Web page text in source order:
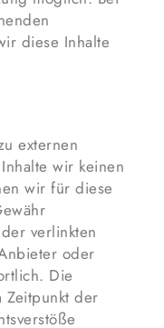
diese Inhalte
externen
wir keinen
wir für diese
verlinkten
oder
Die
Zeitpunkt der